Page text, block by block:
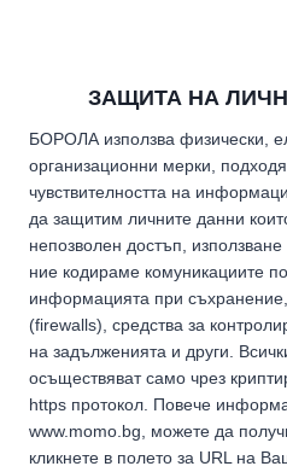
ЗАЩИТА НА
БОРОЛА използва физически,
организационни мерки,
чувствителността на
да защитим личните данни
непозволен достъп,
ние кодираме комуникациите
информацията при
(firewalls), средства за
на задълженията и други.
осъществяват само чрез
https протокол. Повече
www.momo.bg, можете да
кликнете в полето за URL на